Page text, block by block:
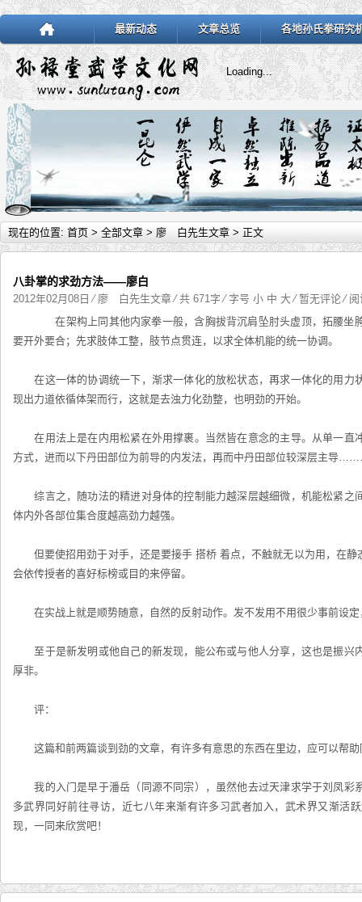
最新动态 文章总览 各地孙氏拳研究
Loading...
现在的位置: 首页 > 全部文章 > 廖 白先生文章 > 正文
八卦掌的求劲方法——廖白
2012年02月08日 ⁄ 廖 白先生文章⁄ 共 671字 ⁄ 字号 小 中 大 ⁄暂无评论⁄
在架构上同其他内家拳一般，含胸拔背沉肩坠肘头虚顶，拓腰坐
要开外要合；先求肢体工整，肢节点贯连，以求全体机能的统一协调。
在这一体的协调统一下，渐求一体化的放松状态，再求一体化的用力
现出力道依循体架而行，这就是去浊力化劲整，也明劲的开始。
在用法上是在内用松紧在外用撑裹。当然皆在意念的主导。从单一直
方式，进而以下丹田部位为前导的内发法，再而中丹田部位较深层主导
综言之，随功法的精进对身体的控制能力越深层越细微，机能松紧之
体内外各部位集合度越高劲力越强。
但要使招用劲于对手，还是要接手 搭桥 着点，不触就无以为用，在静
会依传授者的喜好标榜或目的来停留。
在实战上就是顺势随意，自然的反射动作。发不发用不用很少事前设定
至于是新发明或他自己的新发现，能公布或与他人分享，这也是振兴
厚非。
评：
这篇和前两篇谈到劲的文章，有许多有意思的东西在里边，应可以帮助
我的入门是早于潘岳（同源不同宗），虽然他去过天津求学于刘凤彩
多武界同好前往寻访，近七八年来渐有许多习武者加入，武术界又渐活
现，一同来欣赏吧！